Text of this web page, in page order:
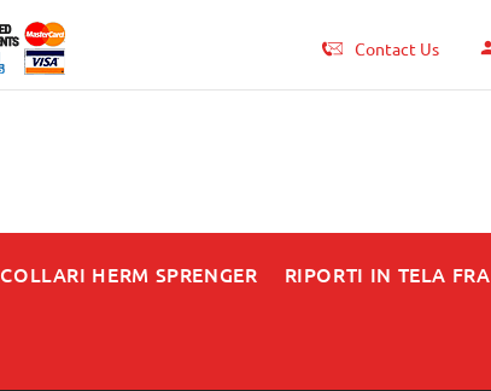
Contact Us
COLLARI HERM SPRENGER RIPORTI IN TELA